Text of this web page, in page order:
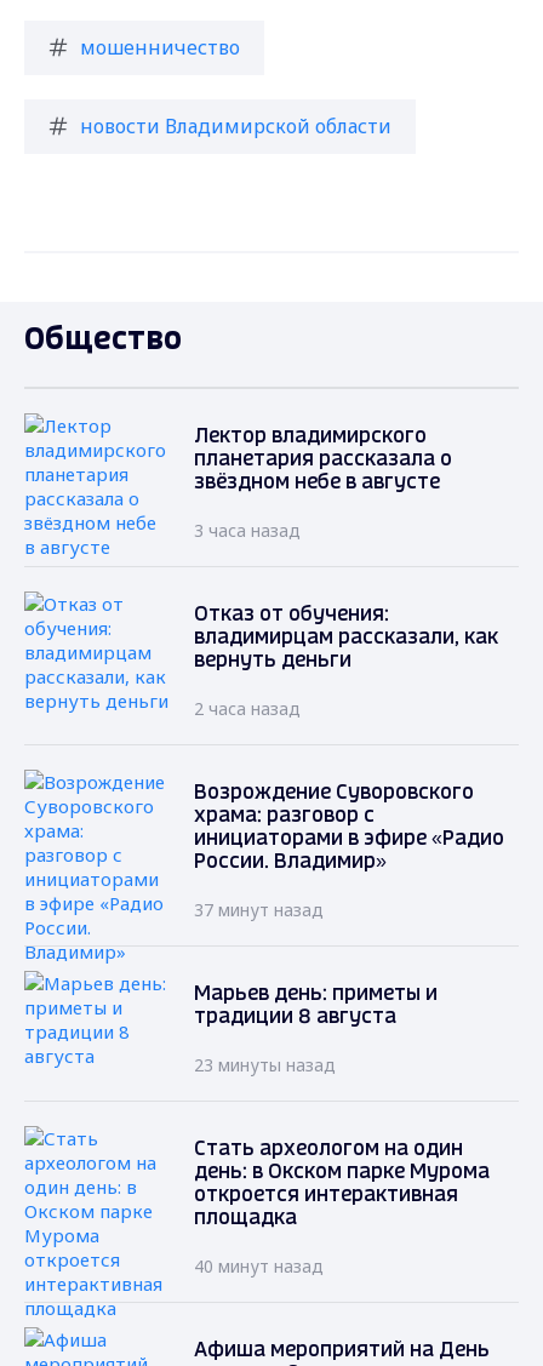
мошенничество
новости Владимирской области
Общество
Лектор владимирского
планетария рассказала о
звёздном небе в августе
3 часа назад
Отказ от обучения:
владимирцам рассказали, как
вернуть деньги
2 часа назад
Возрождение Суворовского
храма: разговор с
инициаторами в эфире «Радио
России. Владимир»
37 минут назад
Марьев день: приметы и
традиции 8 августа
23 минуты назад
Стать археологом на один
день: в Окском парке Мурома
откроется интерактивная
площадка
40 минут назад
Афиша мероприятий на День